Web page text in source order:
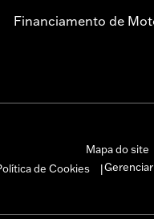
Financiamento de
Mapa do site
de Cookies